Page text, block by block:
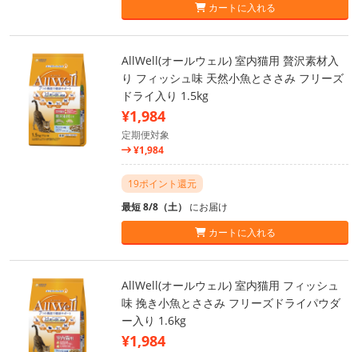
カートに入れる
AllWell(オールウェル) 室内猫用 贅沢素材入
り フィッシュ味 天然小魚とささみ フリーズ
ドライ入り 1.5kg
¥1,984
定期便対象
¥1,984
19ポイント還元
最短 8/8（土） にお届け
カートに入れる
AllWell(オールウェル) 室内猫用 フィッシュ
味 挽き小魚とささみ フリーズドライパウダ
ー入り 1.6kg
¥1,984